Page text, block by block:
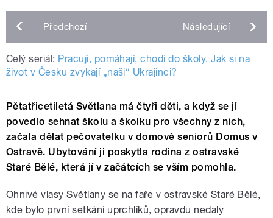
Předchozí Následující
Celý seriál: Pracují, pomáhají, chodí do školy. Jak si na
život v Česku zvykají „naši“ Ukrajinci?
Pětatřicetiletá Světlana má čtyři děti, a když se jí
povedlo sehnat školu a školku pro všechny z nich,
začala dělat pečovatelku v domově seniorů Domus v
Ostravě. Ubytování ji poskytla rodina z ostravské
Staré Bělé, která jí v začátcích se vším pomohla.
Ohnivé vlasy Světlany se na faře v ostravské Staré Bělé,
kde bylo první setkání uprchlíků, opravdu nedaly